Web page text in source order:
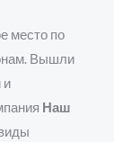
место по
Вышли
и
Наш